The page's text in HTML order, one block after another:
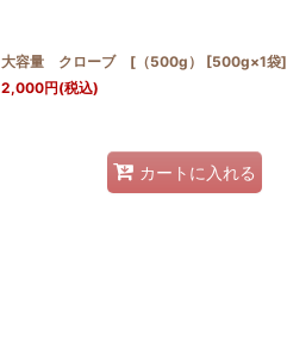
大容量 クローブ [（500g） [500g×1袋]
2,000円(税込)
カートに入れる